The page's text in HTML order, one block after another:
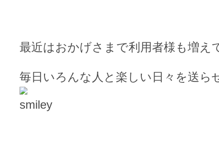
最近はおかげさまで利用者様も増え
毎日いろんな人と楽しい日々を送ら